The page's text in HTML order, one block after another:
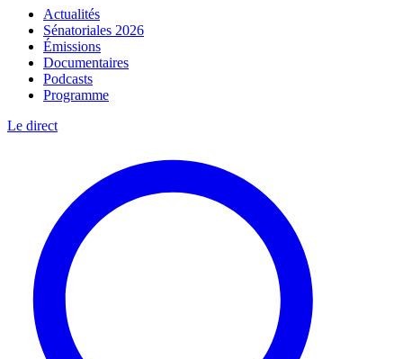
Actualités
Sénatoriales 2026
Émissions
Documentaires
Podcasts
Programme
Le direct